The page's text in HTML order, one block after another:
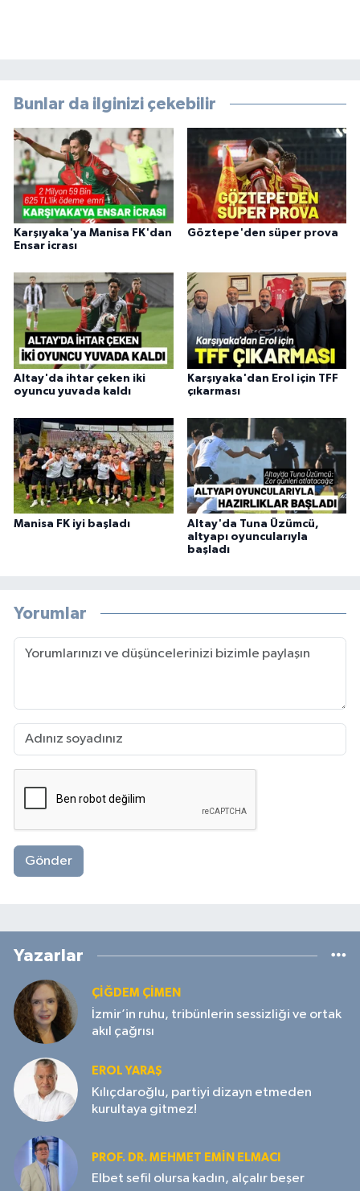
Bunlar da ilginizi çekebilir
Karşıyaka'ya Manisa FK'dan
Ensar icrası
Göztepe'den süper prova
Altay'da ihtar çeken iki
oyuncu yuvada kaldı
Karşıyaka'dan Erol için TFF
çıkarması
Manisa FK iyi başladı
Altay'da Tuna Üzümcü,
altyapı oyuncularıyla
başladı
Yorumlar
Gönder
Yazarlar
ÇIĞDEM ÇIMEN
İzmir’in ruhu, tribünlerin sessizliği ve ortak
akıl çağrısı
EROL YARAŞ
Kılıçdaroğlu, partiyi dizayn etmeden
kurultaya gitmez!
PROF. DR. MEHMET EMIN ELMACI
Elbet sefil olursa kadın, alçalır beşer